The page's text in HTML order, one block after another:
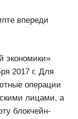
впереди
экономики»
2017 г. Для
операции
лицами, а
блокчейн-